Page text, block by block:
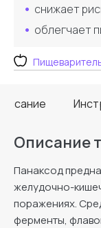
снижает
облегчает
Описание
Панаксод
желудочно-
поражениях.
ферменты,